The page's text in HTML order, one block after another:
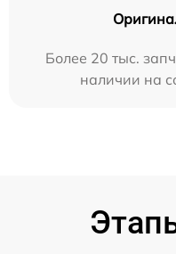
Более 20 тыс.
наличии на